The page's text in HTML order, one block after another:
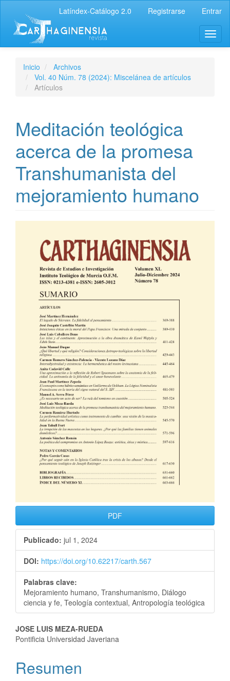
Latíndex-Catálogo 2.0 Registrarse Entrar
Inicio
Archivos
Vol. 40 Núm. 78 (2024): Miscelánea de artículos
Artículos
Meditación teológica
acerca de la promesa
Transhumanista del
mejoramiento humano
PDF
Publicado: jul 1, 2024
DOI: https://doi.org/10.62217/carth.567
Palabras clave:
Mejoramiento humano, Transhumanismo, Diálogo
ciencia y fe, Teología contextual, Antropología teológica
JOSE LUIS MEZA-RUEDA
Pontificia Universidad Javeriana
Resumen